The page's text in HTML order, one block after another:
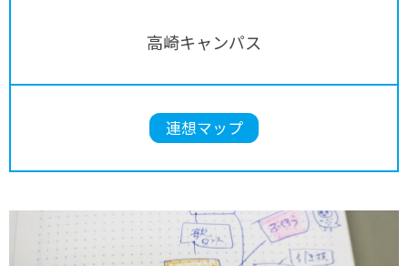
高崎キャンパス
連想マップ